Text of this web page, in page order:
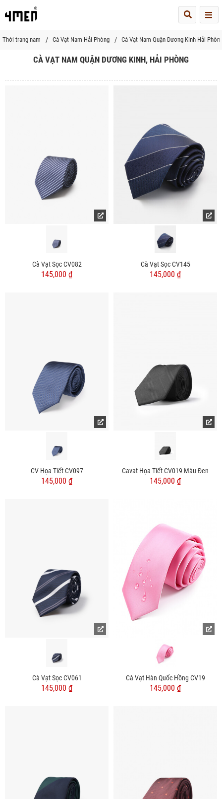
Thời trang nam Cà Vạt Nam Hải Phòng Cà Vạt Nam Quận Dương Kinh Hải
CÀ VẠT NAM QUẬN DƯƠNG KINH, HẢI PHÒNG
Cà Vạt Sọc CV082
145,000 ₫
Cà Vạt Sọc CV145
145,000 ₫
CV Họa Tiết CV097
145,000 ₫
Cavat Họa Tiết CV019 Màu Đen
145,000 ₫
Cà Vạt Sọc CV061
145,000 ₫
Cà Vạt Hàn Quốc Hồng CV19
145,000 ₫